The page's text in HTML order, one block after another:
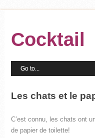
Cocktail
Les chats et le
C’est connu, les chats ont
de papier de toilette!